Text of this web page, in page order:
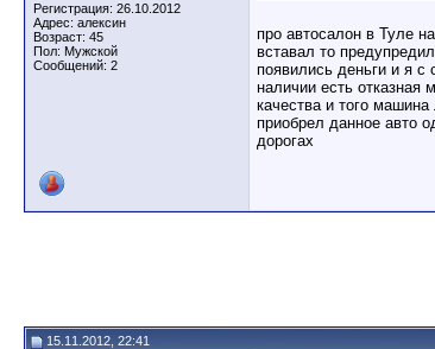
Регистрация: 26.10.2012
Адрес: алексин
Возраст: 45
Пол: Мужской
Сообщений: 2
про автосалон в Туле
вставал то
появились деньги и я с
наличии есть отказная
качества и того
приобрел данное авто
дорогах
15.11.2012, 22:41